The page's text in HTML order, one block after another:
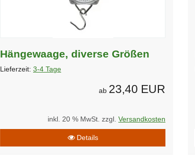
Hängewaage, diverse Größen
Lieferzeit: 3-4 Tage
ab 23,40 EUR
inkl. 20 % MwSt. zzgl. Versandkosten
Details